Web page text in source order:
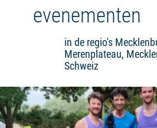
evenementen
in de regio's
Merenplateau,
Schweiz